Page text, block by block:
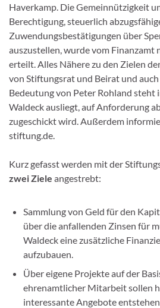
Haverkamp. Die Gemeinnützigkeit
Berechtigung, steuerlich
Zuwendungsbestätigungen über
auszustellen, wurde vom Finanzamt
erteilt. Alles Nähere zu den Zielen
von Stiftungsrat und Beirat und auch
Bedeutung von Peter Rohland steht
Waldeck ausliegt, auf Anforderung
zugeschickt wird. Außerdem
stiftung.de.
Kurz gefasst werden mit der
zwei Ziele angestrebt:
Sammlung von Geld für den
über die anfallenden Zinsen für
Waldeck eine zusätzliche
aufzubauen.
Über eigene Projekte auf der
ehrenamtlicher Mitarbeit sollen
interessante Angebote